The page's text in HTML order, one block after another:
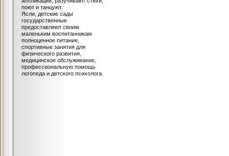
поют и танцуют.
Ясли, детские сады
государственные
предоставляют своим
маленьким воспитанникам
полноценное питание,
спортивные занятия для
физического развития,
медицинское обслуживание,
профессиональную помощь
логопеда и детского психолога.